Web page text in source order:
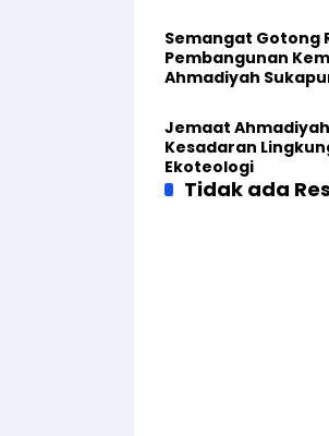
Semangat Gotong
Pembangunan
Ahmadiyah
Jemaat
Kesadaran
Ekoteologi
Tidak ada